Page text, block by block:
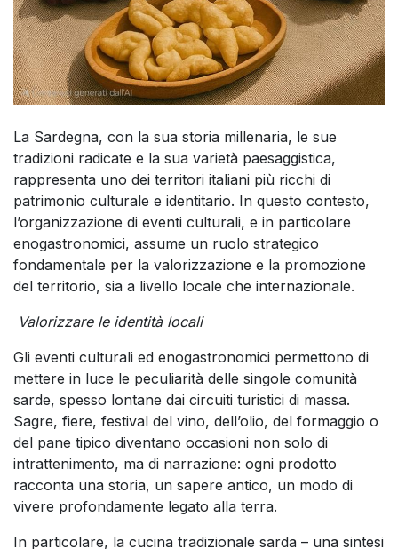
La Sardegna, con la sua storia millenaria, le sue
tradizioni radicate e la sua varietà paesaggistica,
rappresenta uno dei territori italiani più ricchi di
patrimonio culturale e identitario. In questo contesto,
l’organizzazione di eventi culturali, e in particolare
enogastronomici, assume un ruolo strategico
fondamentale per la valorizzazione e la promozione
del territorio, sia a livello locale che internazionale.
Valorizzare le identità locali
Gli eventi culturali ed enogastronomici permettono di
mettere in luce le peculiarità delle singole comunità
sarde, spesso lontane dai circuiti turistici di massa.
Sagre, fiere, festival del vino, dell’olio, del formaggio o
del pane tipico diventano occasioni non solo di
intrattenimento, ma di narrazione: ogni prodotto
racconta una storia, un sapere antico, un modo di
vivere profondamente legato alla terra.
In particolare, la cucina tradizionale sarda – una sintesi